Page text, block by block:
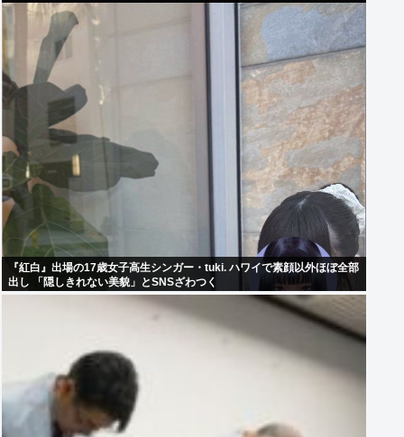
『紅白』出場の17歳女子高生シンガー・tuki. ハワイで素顔以外ほぼ全部
出し 「隠しきれない美貌」とSNSざわつく